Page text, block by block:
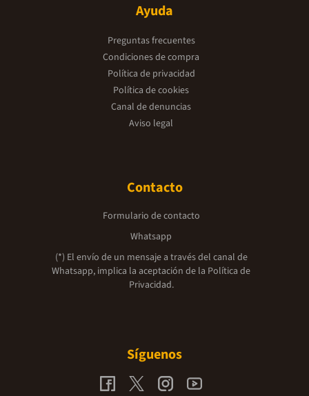
Ayuda
Preguntas frecuentes
Condiciones de compra
Política de privacidad
Política de cookies
Canal de denuncias
Aviso legal
Contacto
Formulario de contacto
Whatsapp
(*) El envío de un mensaje a través del canal de
Whatsapp, implica la aceptación de la Política de
Privacidad.
Síguenos